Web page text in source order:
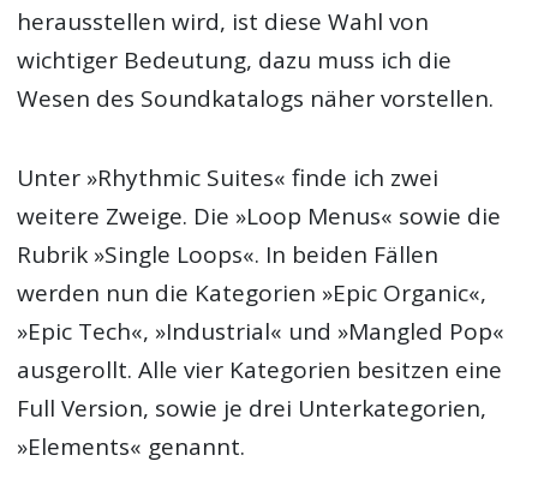
herausstellen wird, ist diese Wahl von
wichtiger Bedeutung, dazu muss ich die
Wesen des Soundkatalogs näher vorstellen.
Unter »Rhythmic Suites« finde ich zwei
weitere Zweige. Die »Loop Menus« sowie die
Rubrik »Single Loops«. In beiden Fällen
werden nun die Kategorien »Epic Organic«,
»Epic Tech«, »Industrial« und »Mangled Pop«
ausgerollt. Alle vier Kategorien besitzen eine
Full Version, sowie je drei Unterkategorien,
»Elements« genannt.